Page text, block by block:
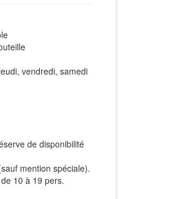
vendredi, samedi
de disponibilité
mention spéciale).
10 à 19 pers.